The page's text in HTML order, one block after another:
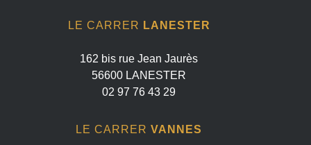
LE CARRER LANESTER
162 bis rue Jean Jaurès
56600 LANESTER
02 97 76 43 29
LE CARRER VANNES